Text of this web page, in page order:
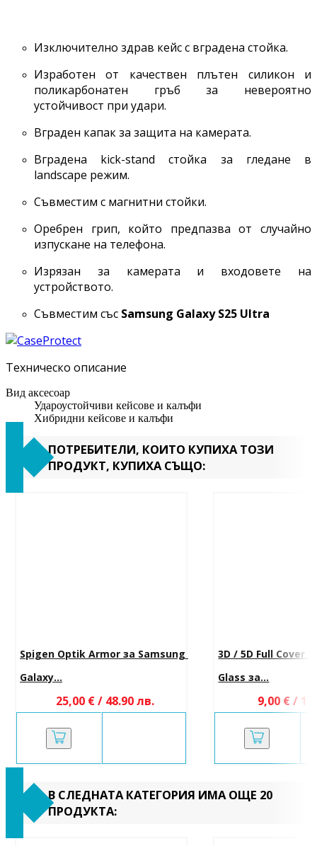
Изключително здрав кейс с вградена стойка.
Изработен от качествен плътен силикон и
поликарбонатен гръб за невероятно
устойчивост при удари.
Вграден капак за защита на камерата.
Вградена kick-stand стойка за гледане в
landscape режим.
Съвместим с магнитни стойки.
Оребрен грип, който предпазва от случайно
изпускане на телефона.
Изрязан за камерата и входовете на
устройството.
Съвместим със Samsung GalaxyS25 Ultra
Техническо описание
Вид аксесоар
Удароустойчиви кейсове и калъфи
Хибридни кейсове и калъфи
ПОТРЕБИТЕЛИ, КОИТО КУПИХА ТОЗИ
ПРОДУКТ, КУПИХА СЪЩО:
Spigen Optik Armor за Samsung
Galaxy...
25,00 € / 48.90 лв.
3D / 5D Full Cover
Glass за...
9,00 € /
В СЛЕДНАТА КАТЕГОРИЯ ИМА ОЩЕ 20
ПРОДУКТА: